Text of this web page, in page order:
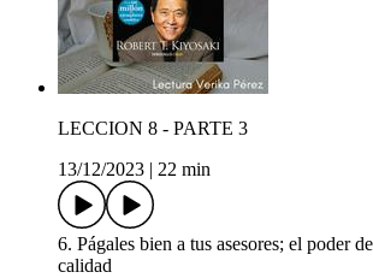
LECCION 8 - PARTE 3
13/12/2023
22 min
6. Págales bien a tus asesores; el poder
calidad